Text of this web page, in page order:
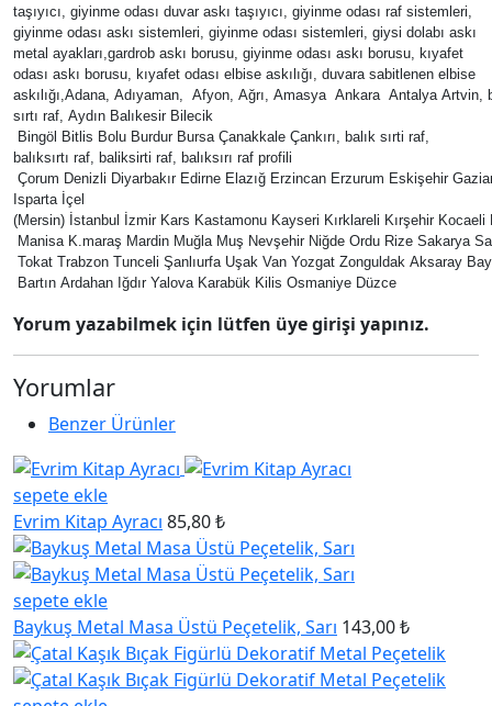
taşıyıcı, giyinme odası duvar askı taşıyıcı, giyinme odası raf sistemleri,
giyinme odası askı sistemleri, giyinme odası sistemleri, giysi dolabı askı
metal ayakları,gardrob askı borusu, giyinme odası askı borusu, kıyafet
odası askı borusu, kıyafet odası elbise askılığı, duvara sabitlenen elbise
askılığı,Adana, Adıyaman, Afyon, Ağrı, Amasya Ankara Antalya Artvin,
sırtı raf, Aydın Balıkesir Bilecik
Bingöl Bitlis Bolu Burdur Bursa Çanakkale Çankırı, balık sırti raf,
balıksırtı raf, baliksirti raf, balıksırı raf profili
Çorum Denizli Diyarbakır Edirne Elazığ Erzincan Erzurum Eskişehir
Isparta İçel
(Mersin) İstanbul İzmir Kars Kastamonu Kayseri Kırklareli Kırşehir
Manisa K.maraş Mardin Muğla Muş Nevşehir Niğde Ordu Rize Sakarya
Tokat Trabzon Tunceli Şanlıurfa Uşak Van Yozgat Zonguldak Aksaray
Bartın Ardahan Iğdır Yalova Karabük Kilis Osmaniye Düzce
Yorum yazabilmek için lütfen üye girişi yapınız.
Yorumlar
Benzer Ürünler
sepete ekle
Evrim Kitap Ayracı 85,80 ₺
sepete ekle
Baykuş Metal Masa Üstü Peçetelik, Sarı 143,00 ₺